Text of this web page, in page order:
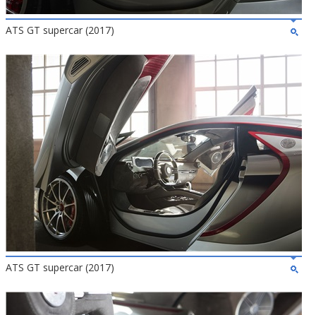
ATS GT supercar (2017)
ATS GT supercar (2017)